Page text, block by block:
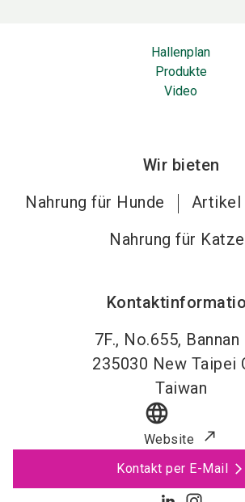
Hallenplan
Produkte
Video
Wir bieten
Nahrung für Hunde
Artikel
Nahrung für
7F., No.655, Bannan
235030 New Taipei
Taiwan
language
Website
Kontakt per E-Mail